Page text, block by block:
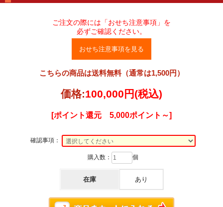
ご注文の際には「おせち注意事項」を
必ずご確認ください。
おせち注意事項を見る
こちらの商品は送料無料（通常は1,500円）
価格:100,000円 (税込)
[ポイント還元 5,000ポイント～]
確認事項：
購入数： 個
在庫 あり